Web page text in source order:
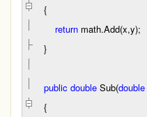
{
return math.Add(x,y);
}
public double Sub(double
{